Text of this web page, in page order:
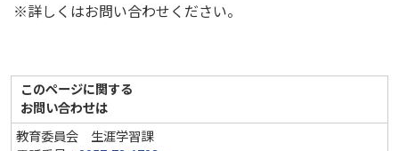
※詳しくはお問い合わせください。
このページに関する
お問い合わせは
教育委員会 生涯学習課